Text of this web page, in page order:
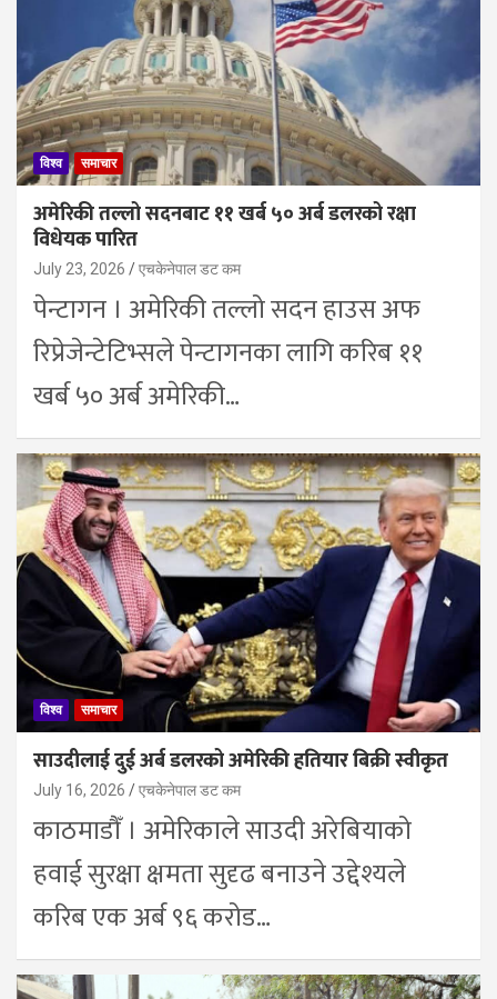
विश्व समाचार
अमेरिकी तल्लो सदनबाट ११ खर्ब ५० अर्ब डलरको रक्षा
विधेयक पारित
July 23, 2026 एचकेनेपाल डट कम
पेन्टागन । अमेरिकी तल्लो सदन हाउस अफ
रिप्रेजेन्टेटिभ्सले पेन्टागनका लागि करिब ११
खर्ब ५० अर्ब अमेरिकी…
विश्व समाचार
साउदीलाई दुई अर्ब डलरको अमेरिकी हतियार बिक्री स्वीकृत
July 16, 2026 एचकेनेपाल डट कम
काठमाडौँ । अमेरिकाले साउदी अरेबियाको
हवाई सुरक्षा क्षमता सुदृढ बनाउने उद्देश्यले
करिब एक अर्ब ९६ करोड…